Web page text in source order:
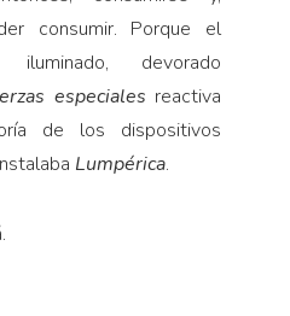
consumir. Porque el
devorado
especiales reactiva
de los dispositivos
Lumpérica.